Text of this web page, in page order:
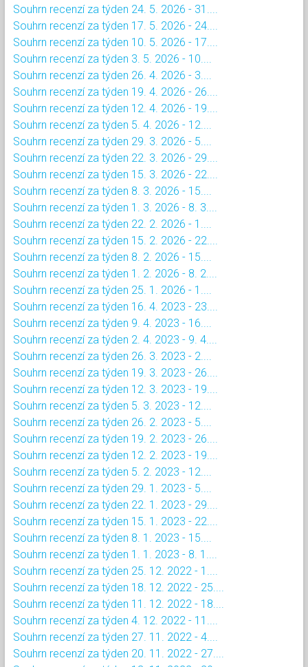
Souhrn recenzí za týden 24. 5. 2026 - 31....
Souhrn recenzí za týden 17. 5. 2026 - 24....
Souhrn recenzí za týden 10. 5. 2026 - 17....
Souhrn recenzí za týden 3. 5. 2026 - 10....
Souhrn recenzí za týden 26. 4. 2026 - 3....
Souhrn recenzí za týden 19. 4. 2026 - 26....
Souhrn recenzí za týden 12. 4. 2026 - 19....
Souhrn recenzí za týden 5. 4. 2026 - 12....
Souhrn recenzí za týden 29. 3. 2026 - 5....
Souhrn recenzí za týden 22. 3. 2026 - 29....
Souhrn recenzí za týden 15. 3. 2026 - 22....
Souhrn recenzí za týden 8. 3. 2026 - 15....
Souhrn recenzí za týden 1. 3. 2026 - 8. 3....
Souhrn recenzí za týden 22. 2. 2026 - 1....
Souhrn recenzí za týden 15. 2. 2026 - 22....
Souhrn recenzí za týden 8. 2. 2026 - 15....
Souhrn recenzí za týden 1. 2. 2026 - 8. 2....
Souhrn recenzí za týden 25. 1. 2026 - 1....
Souhrn recenzí za týden 16. 4. 2023 - 23....
Souhrn recenzí za týden 9. 4. 2023 - 16....
Souhrn recenzí za týden 2. 4. 2023 - 9. 4....
Souhrn recenzí za týden 26. 3. 2023 - 2....
Souhrn recenzí za týden 19. 3. 2023 - 26....
Souhrn recenzí za týden 12. 3. 2023 - 19....
Souhrn recenzí za týden 5. 3. 2023 - 12....
Souhrn recenzí za týden 26. 2. 2023 - 5....
Souhrn recenzí za týden 19. 2. 2023 - 26....
Souhrn recenzí za týden 12. 2. 2023 - 19....
Souhrn recenzí za týden 5. 2. 2023 - 12....
Souhrn recenzí za týden 29. 1. 2023 - 5....
Souhrn recenzí za týden 22. 1. 2023 - 29....
Souhrn recenzí za týden 15. 1. 2023 - 22....
Souhrn recenzí za týden 8. 1. 2023 - 15....
Souhrn recenzí za týden 1. 1. 2023 - 8. 1....
Souhrn recenzí za týden 25. 12. 2022 - 1....
Souhrn recenzí za týden 18. 12. 2022 - 25....
Souhrn recenzí za týden 11. 12. 2022 - 18....
Souhrn recenzí za týden 4. 12. 2022 - 11....
Souhrn recenzí za týden 27. 11. 2022 - 4....
Souhrn recenzí za týden 20. 11. 2022 - 27....